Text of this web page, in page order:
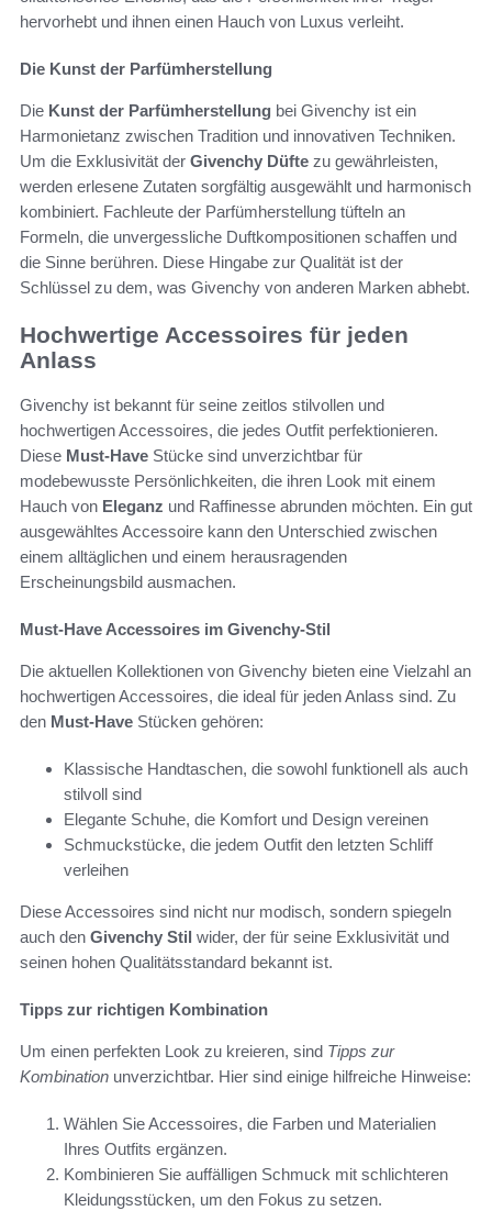
hervorhebt und ihnen einen Hauch von Luxus verleiht.
Die Kunst der Parfümherstellung
Die Kunst der Parfümherstellung bei Givenchy ist ein
Harmonietanz zwischen Tradition und innovativen Techniken.
Um die Exklusivität der Givenchy Düfte zu gewährleisten,
werden erlesene Zutaten sorgfältig ausgewählt und harmonisch
kombiniert. Fachleute der Parfümherstellung tüfteln an
Formeln, die unvergessliche Duftkompositionen schaffen und
die Sinne berühren. Diese Hingabe zur Qualität ist der
Schlüssel zu dem, was Givenchy von anderen Marken abhebt.
Hochwertige Accessoires für jeden
Anlass
Givenchy ist bekannt für seine zeitlos stilvollen und
hochwertigen Accessoires, die jedes Outfit perfektionieren.
Diese Must-Have Stücke sind unverzichtbar für
modebewusste Persönlichkeiten, die ihren Look mit einem
Hauch von Eleganz und Raffinesse abrunden möchten. Ein gut
ausgewähltes Accessoire kann den Unterschied zwischen
einem alltäglichen und einem herausragenden
Erscheinungsbild ausmachen.
Must-Have Accessoires im Givenchy-Stil
Die aktuellen Kollektionen von Givenchy bieten eine Vielzahl an
hochwertigen Accessoires, die ideal für jeden Anlass sind. Zu
den Must-Have Stücken gehören:
Klassische Handtaschen, die sowohl funktionell als auch
stilvoll sind
Elegante Schuhe, die Komfort und Design vereinen
Schmuckstücke, die jedem Outfit den letzten Schliff
verleihen
Diese Accessoires sind nicht nur modisch, sondern spiegeln
auch den Givenchy Stil wider, der für seine Exklusivität und
seinen hohen Qualitätsstandard bekannt ist.
Tipps zur richtigen Kombination
Um einen perfekten Look zu kreieren, sind Tipps zur
Kombination unverzichtbar. Hier sind einige hilfreiche Hinweise:
Wählen Sie Accessoires, die Farben und Materialien
Ihres Outfits ergänzen.
Kombinieren Sie auffälligen Schmuck mit schlichteren
Kleidungsstücken, um den Fokus zu setzen.